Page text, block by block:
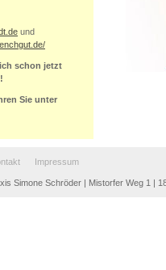
und
schon jetzt
Sie unter
Impressum
Simone Schröder | Mistorfer Weg 1 |